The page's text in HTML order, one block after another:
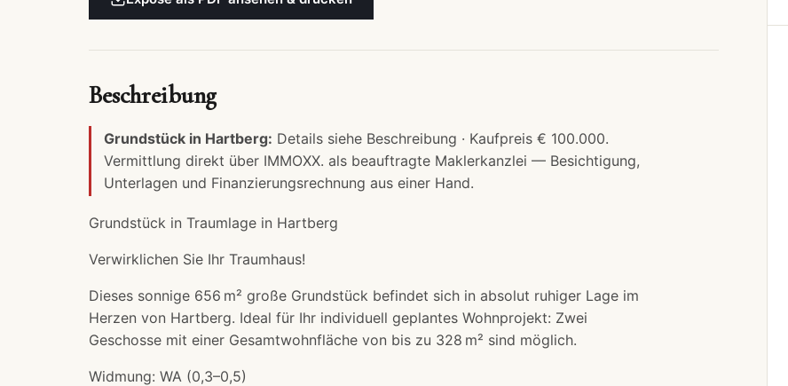
Beschreibung
Grundstück in Hartberg: Details siehe Beschreibung · Kaufpreis € 100.000.
Vermittlung direkt über IMMOXX. als beauftragte Maklerkanzlei — Besichtigung,
Unterlagen und Finanzierungsrechnung aus einer Hand.
Grundstück in Traumlage in Hartberg
Verwirklichen Sie Ihr Traumhaus!
Dieses sonnige 656 m² große Grundstück befindet sich in absolut ruhiger Lage im
Herzen von Hartberg. Ideal für Ihr individuell geplantes Wohnprojekt: Zwei
Geschosse mit einer Gesamtwohnfläche von bis zu 328 m² sind möglich.
Widmung: WA (0,3–0,5)